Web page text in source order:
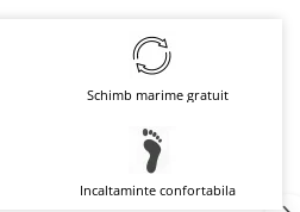
Schimb marime gratuit
Incaltaminte confortabila